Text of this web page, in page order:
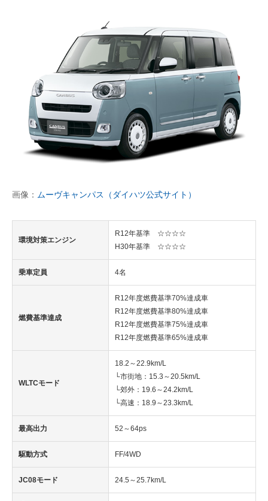
画像： ムーヴキャンパス（ダイハツ公式サイト）
環境対策エンジン
R12年基準 ☆☆☆☆
H30年基準 ☆☆☆☆
乗車定員 4名
燃費基準達成
R12年度燃費基準70%達成車
R12年度燃費基準80%達成車
R12年度燃費基準75%達成車
R12年度燃費基準65%達成車
WLTCモード
18.2～22.9km/L
└市街地：15.3～20.5km/L
└郊外：19.6～24.2km/L
└高速：18.9～23.3km/L
最高出力 52～64ps
駆動方式 FF/4WD
JC08モード 24.5～25.7km/L